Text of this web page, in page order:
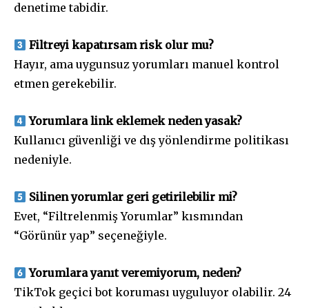
denetime tabidir.
Filtreyi kapatırsam risk olur mu?
Hayır, ama uygunsuz yorumları manuel kontrol
etmen gerekebilir.
Yorumlara link eklemek neden yasak?
Kullanıcı güvenliği ve dış yönlendirme politikası
nedeniyle.
Silinen yorumlar geri getirilebilir mi?
Evet, “Filtrelenmiş Yorumlar” kısmından
“Görünür yap” seçeneğiyle.
Yorumlara yanıt veremiyorum, neden?
TikTok geçici bot koruması uyguluyor olabilir. 24